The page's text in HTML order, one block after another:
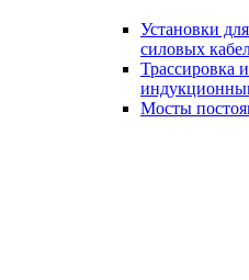
Установки
силовых
Трассировка
Мосты